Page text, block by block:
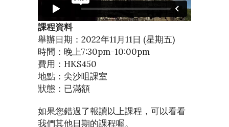
課程資料
舉辦日期：2022年11月11日 (星期五)
時間：晚上7:30pm-10:00pm
費用：HK$450
地點：尖沙咀課室
狀態：已滿額
如果您錯過了報讀以上課程，可以看看
我們其他日期的課程喔。